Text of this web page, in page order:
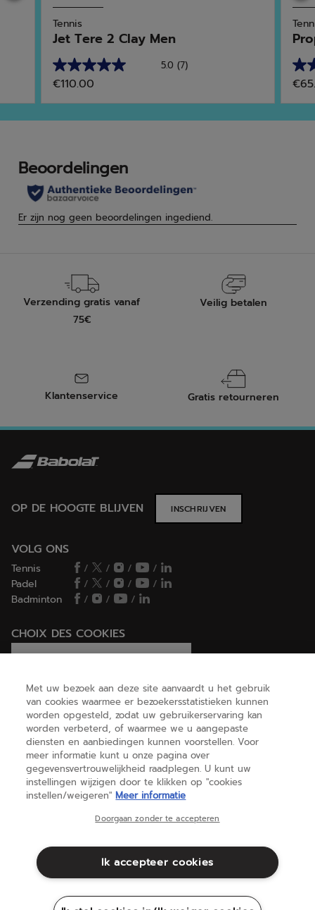
Tennis
Jet Tere 2 Clay Men
5.0 (7)
5.0
van
de
5
7
beoordelingen
€110.00
5.0
van
de
5
Verzending gratis vanaf
75€
Veilig betalen
Klantenservice Gratis retourneren
OP DE HOOGTE BLIJVEN INSCHRIJVEN
VOLG ONS
Tennis / / /
/
Padel
/ / /
/
Badminton
/ / /
CHOIX DES COOKIES
Ik stel cookies in/Ik weiger cookies
HELP
OVER ONS
(nederlands)
Juridische informatie
Cookies
Met uw bezoek aan deze site aanvaardt u het gebruik
van cookies waarmee er bezoekersstatistieken kunnen
worden opgesteld, zodat uw gebruikerservaring kan
worden verbeterd, of waarmee we u aangepaste
diensten en aanbiedingen kunnen voorstellen. Voor
meer informatie kunt u onze pagina over
gegevensvertrouwelijkheid raadplegen. U kunt uw
instellingen wijzigen door te klikken op "cookies
instellen/weigeren" Meer informatie
Doorgaan zonder te accepteren
Ik accepteer cookies